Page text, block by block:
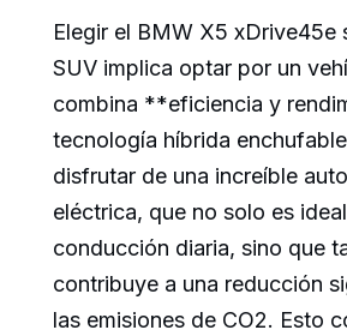
Elegir el BMW X5 xDrive45e
SUV implica optar por un
combina **eficiencia y
tecnología híbrida
disfrutar de una increíble
eléctrica, que no solo es
conducción diaria, sino que
contribuye a una reducción
las emisiones de CO2. Esto